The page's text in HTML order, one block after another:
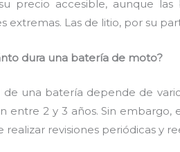
precio accesible, aunque
extremas. Las de litio, por su
dura una batería de moto?
de una batería depende de
entre 2 y 3 años. Sin
realizar revisiones periódicas y